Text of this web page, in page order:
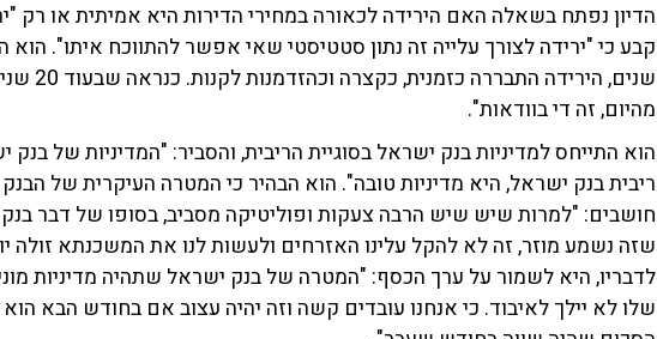
הדיון נפתח בשאלה האם הירידה לכאורה במחירי הדירות היא אמיתית או רק
שנים,
מהיום, זה די בוודאות".
הוא התייחס למדיניות בנק ישראל בסוגיית הריבית, והסביר: "המדיניות של
ריבית בנק ישראל, היא מדיניות טובה". הוא הבהיר כי המטרה העיקרית של
חושבים: "למרות שיש שיש הרבה צעקות ופוליטיקה מסביב, בסופו של דבר
שזה נשמע מוזר, זה לא להקל עלינו האזרחים ולעשות לנו את המשכנתא זולה
לדבריו, היא לשמור על ערך הכסף: "המטרה של בנק ישראל שתהיה מדיניות
שלו לא יילך לאיבוד. כי אנחנו עובדים קשה וזה יהיה עצוב אם בחודש הבא